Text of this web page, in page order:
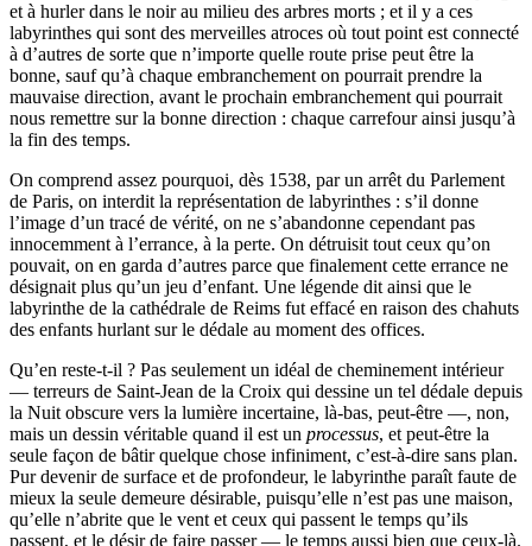
et à hurler dans le noir au milieu des arbres morts ; et il y a ces
labyrinthes qui sont des merveilles atroces où tout point est connecté
à d’autres de sorte que n’importe quelle route prise peut être la
bonne, sauf qu’à chaque embranchement on pourrait prendre la
mauvaise direction, avant le prochain embranchement qui pourrait
nous remettre sur la bonne direction : chaque carrefour ainsi jusqu’à
la fin des temps.
On comprend assez pourquoi, dès 1538, par un arrêt du Parlement
de Paris, on interdit la représentation de labyrinthes : s’il donne
l’image d’un tracé de vérité, on ne s’abandonne cependant pas
innocemment à l’errance, à la perte. On détruisit tout ceux qu’on
pouvait, on en garda d’autres parce que finalement cette errance ne
désignait plus qu’un jeu d’enfant. Une légende dit ainsi que le
labyrinthe de la cathédrale de Reims fut effacé en raison des chahuts
des enfants hurlant sur le dédale au moment des offices.
Qu’en reste-t-il ? Pas seulement un idéal de cheminement intérieur
— terreurs de Saint-Jean de la Croix qui dessine un tel dédale depuis
la Nuit obscure vers la lumière incertaine, là-bas, peut-être —, non,
mais un dessin véritable quand il est un processus, et peut-être la
seule façon de bâtir quelque chose infiniment, c’est-à-dire sans plan.
Pur devenir de surface et de profondeur, le labyrinthe paraît faute de
mieux la seule demeure désirable, puisqu’elle n’est pas une maison,
qu’elle n’abrite que le vent et ceux qui passent le temps qu’ils
passent, et le désir de faire passer — le temps aussi bien que ceux-là.